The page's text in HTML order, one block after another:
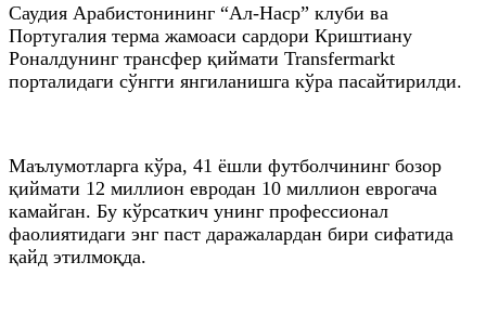
Саудия Арабистонининг “Ал-Наср” клуби ва
Португалия терма жамоаси сардори Криштиану
Роналдунинг трансфер қиймати Transfermarkt
порталидаги сўнгги янгиланишга кўра пасайтирилди.
Маълумотларга кўра, 41 ёшли футболчининг бозор
қиймати 12 миллион евродан 10 миллион еврогача
камайган. Бу кўрсаткич унинг профессионал
фаолиятидаги энг паст даражалардан бири сифатида
қайд этилмоқда.